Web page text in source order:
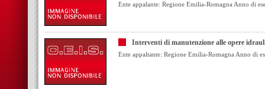
Ente appalante: Regione Emilia-Romagna Anno di
Interventi di manutenzione alle opere
Ente appaltante: Regione Emilia-Romagna Anno di